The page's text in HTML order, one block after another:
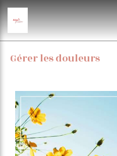
Gérer les douleurs